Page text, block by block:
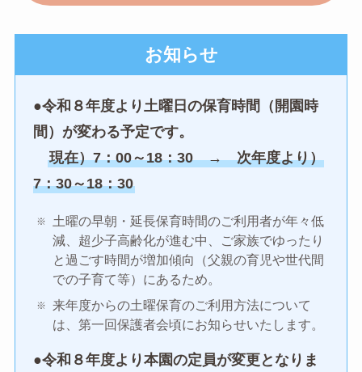
お知らせ
●令和８年度より土曜日の保育時間（開園時
間）が変わる予定です。
現在）7：00～18：30 → 次年度より）
7：30～18：30
土曜の早朝・延長保育時間のご利用者が年々低
減、超少子高齢化が進む中、ご家族でゆったり
と過ごす時間が増加傾向（父親の育児や世代間
での子育て等）にあるため。
来年度からの土曜保育のご利用方法について
は、第一回保護者会頃にお知らせいたします。
●令和８年度より本園の定員が変更となりま